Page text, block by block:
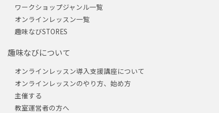
ワークショップジャンル一覧
オンラインレッスン一覧
趣味なびSTORES
趣味なびについて
オンラインレッスン導入支援講座について
オンラインレッスンのやり方、始め方
主催する
教室運営者の方へ